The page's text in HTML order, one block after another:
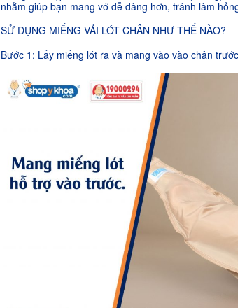
nhằm giúp bạn mang vớ dễ dàng hơn, tránh làm
SỬ DỤNG MIẾNG VẢI LÓT CHÂN NHƯ THẾ NÀO?
Bước 1: Lấy miếng lót ra và mang vào vào chân trước